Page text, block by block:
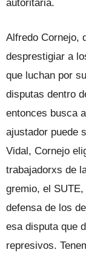
autoritaria.
Alfredo Cornejo,
desprestigiar a
que luchan por
disputas dentro
entonces busca
ajustador puede
Vidal, Cornejo
trabajadorxs de
gremio, el
defensa de los
esa disputa que
represivos.